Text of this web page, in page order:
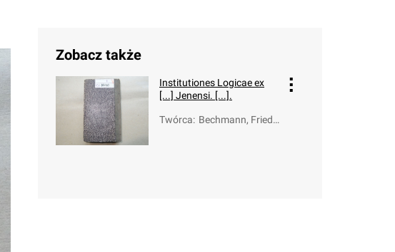
Zobacz także
Institutiones Logicae ex
[...] Jenensi. [...].
Twórca: Bechmann, Friede